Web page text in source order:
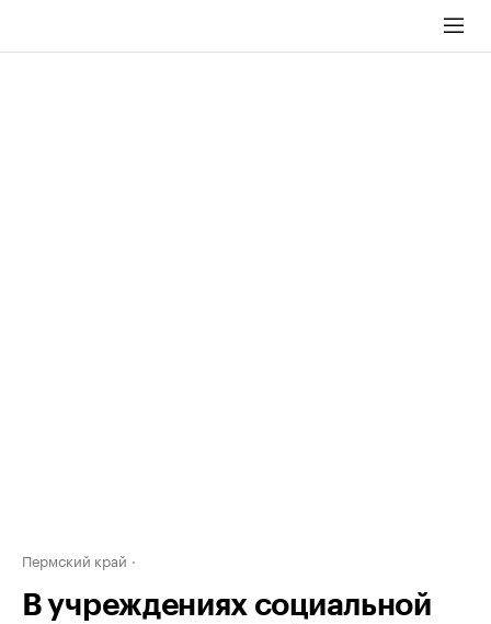
Пермский край
В учреждениях социальной